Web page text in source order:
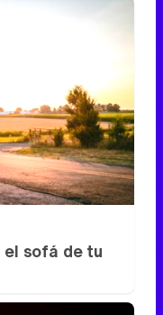
más